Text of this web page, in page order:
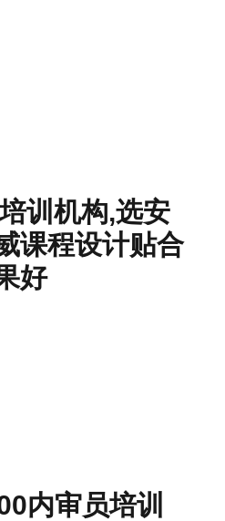
训机构,选安
课程设计贴合
好
内审员培训